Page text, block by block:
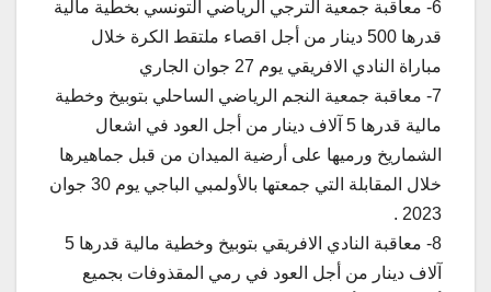
6- معاقبة جمعية الترجي الرياضي التونسي بخطية مالية
قدرها 500 دينار من أجل اقصاء ملتقط الكرة خلال
مباراة النادي الافريقي يوم 27 جوان الجاري
7- معاقبة جمعية النجم الرياضي الساحلي بتوبيخ وخطية
مالية قدرها 5 آلاف دينار من أجل العود في اشعال
الشماريخ ورميها على أرضية الميدان من قبل جماهيرها
خلال المقابلة التي جمعتها بالأولمبي الباجي يوم 30 جوان
2023 .
8- معاقبة النادي الافريقي بتوبيخ وخطية مالية قدرها 5
آلاف دينار من أجل العود في رمي المقذوفات بجميع